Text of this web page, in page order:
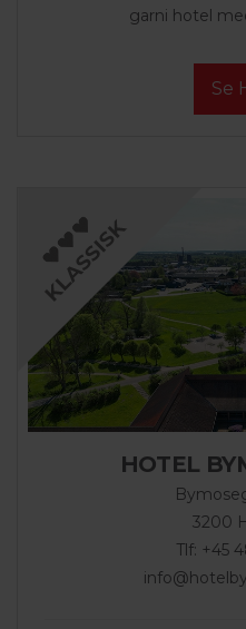
garni hotel
Se
HOTEL
3200
Tlf: +45